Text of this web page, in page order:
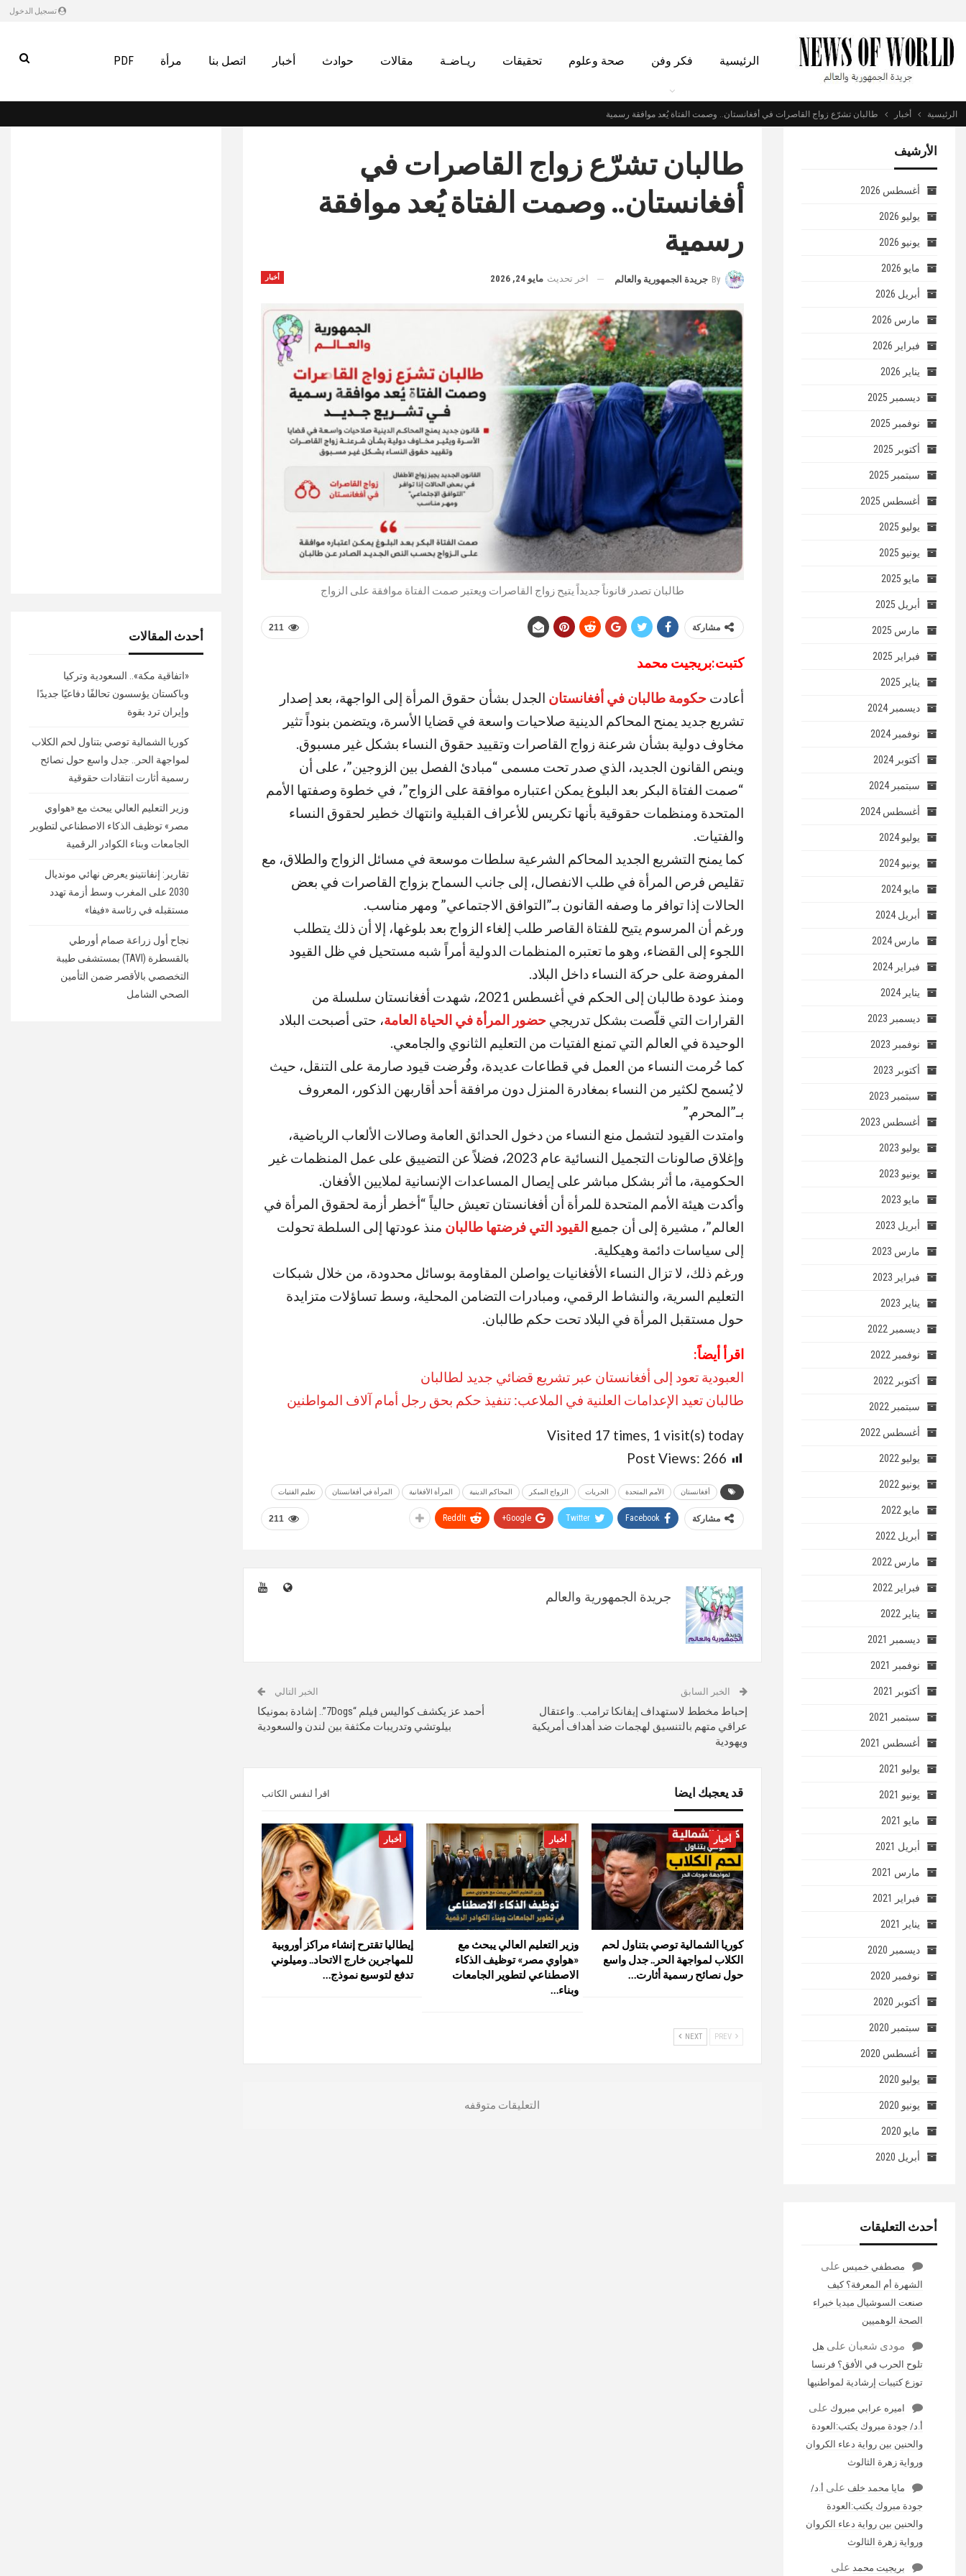
تسجيل الدخول
الرئيسية فكر وفن صحة وعلوم تحقيقات ريـاضـة مقالات حوادث أخبار اتصل بنا مرأة PDF
الرئيسية أخبار طالبان تشرّع زواج القاصرات في أفغانستان.. وصمت الفتاة يُعد موافقة رسمية
طالبان تشرّع زواج القاصرات في
أفغانستان.. وصمت الفتاة يُعد موافقة
رسمية
أخبار By جريدة الجمهورية والعالم اخر تحديث مايو 24, 2026
طالبان تصدر قانوناً جديداً يتيح زواج القاصرات ويعتبر صمت الفتاة موافقة على الزواج
211 مشاركة
كتبت:بريجيت محمد
أعادت حكومة طالبان في أفغانستان الجدل بشأن حقوق المرأة إلى الواجهة، بعد إصدار
تشريع جديد يمنح المحاكم الدينية صلاحيات واسعة في قضايا الأسرة، ويتضمن بنوداً تثير
مخاوف دولية بشأن شرعنة زواج القاصرات وتقييد حقوق النساء بشكل غير مسبوق.
وينص القانون الجديد، الذي صدر تحت مسمى “مبادئ الفصل بين الزوجين”، على أن
“صمت الفتاة البكر بعد البلوغ يمكن اعتباره موافقة على الزواج”، في خطوة وصفتها الأمم
المتحدة ومنظمات حقوقية بأنها تكريس للأعراف القبلية وانتهاك خطير لحقوق النساء
والفتيات.
كما يمنح التشريع الجديد المحاكم الشرعية سلطات موسعة في مسائل الزواج والطلاق، مع
تقليص فرص المرأة في طلب الانفصال، إلى جانب السماح بزواج القاصرات في بعض
الحالات إذا توافر ما وصفه القانون بـ”التوافق الاجتماعي” ومهر مناسب.
ورغم أن المرسوم يتيح للفتاة القاصر طلب إلغاء الزواج بعد بلوغها، إلا أن ذلك يتطلب
اللجوء إلى القضاء، وهو ما تعتبره المنظمات الدولية أمراً شبه مستحيل في ظل القيود
المفروضة على حركة النساء داخل البلاد.
ومنذ عودة طالبان إلى الحكم في أغسطس 2021، شهدت أفغانستان سلسلة من
القرارات التي قلّصت بشكل تدريجي حضور المرأة في الحياة العامة، حتى أصبحت البلاد
الوحيدة في العالم التي تمنع الفتيات من التعليم الثانوي والجامعي.
كما حُرمت النساء من العمل في قطاعات عديدة، وفُرضت قيود صارمة على التنقل، حيث
لا يُسمح لكثير من النساء بمغادرة المنزل دون مرافقة أحد أقاربهن الذكور، المعروف
بـ”المحرم”.
وامتدت القيود لتشمل منع النساء من دخول الحدائق العامة وصالات الألعاب الرياضية،
وإغلاق صالونات التجميل النسائية عام 2023، فضلاً عن التضييق على عمل المنظمات غير
الحكومية، ما أثر بشكل مباشر على إيصال المساعدات الإنسانية لملايين الأفغان.
وأكدت هيئة الأمم المتحدة للمرأة أن أفغانستان تعيش حالياً “أخطر أزمة لحقوق المرأة في
العالم”، مشيرة إلى أن جميع القيود التي فرضتها طالبان منذ عودتها إلى السلطة تحولت
إلى سياسات دائمة وهيكلية.
ورغم ذلك، لا تزال النساء الأفغانيات يواصلن المقاومة بوسائل محدودة، من خلال شبكات
التعليم السرية، والنشاط الرقمي، ومبادرات التضامن المحلية، وسط تساؤلات متزايدة
حول مستقبل المرأة في البلاد تحت حكم طالبان.
اقرأ أيضاً:
العبودية تعود إلى أفغانستان عبر تشريع قضائي جديد لطالبان
طالبان تعيد الإعدامات العلنية في الملاعب: تنفيذ حكم بحق رجل أمام آلاف المواطنين
Visited 17 times, 1 visit(s) today
Post Views: 266
أفغانستان الأمم المتحدة الحريات الزواج المبكر المحاكم الدينية المرأة الأفغانية المرأة في أفغانستان تعليم الفتيات
211 مشاركة Facebook
Twitter
Google+
ReddIt
جريدة الجمهورية والعالم
الخبر السابق
إحباط مخطط لاستهداف إيفانكا ترامب.. واعتقال
عراقي متهم بالتنسيق لهجمات ضد أهداف أمريكية
ويهودية
الخبر التالي
أحمد عز يكشف كواليس فيلم “7Dogs”.. إشادة بمونيكا
بيلوتشي وتدريبات مكثفة بين لندن والسعودية
قد يعجبك ايضا اقرأ لنفس الكاتب
أخبار
كوريا الشمالية توصي بتناول لحم
الكلاب لمواجهة الحر.. جدل واسع
حول نصائح رسمية أثارت…
أخبار
وزير التعليم العالي يبحث مع
«هواوي مصر» توظيف الذكاء
الاصطناعي لتطوير الجامعات
وبناء…
أخبار
إيطاليا تقترح إنشاء مراكز أوروبية
للمهاجرين خارج الاتحاد.. وميلوني
تدفع لتوسيع نموذج…
NEXT
التعليقات متوقفه
أحدث المقالات
«اتفاقية مكة».. السعودية وتركيا
وباكستان يؤسسون تحالفًا دفاعيًا جديدًا
وإيران ترد بقوة
كوريا الشمالية توصي بتناول لحم الكلاب
لمواجهة الحر.. جدل واسع حول نصائح
رسمية أثارت انتقادات حقوقية
وزير التعليم العالي يبحث مع «هواوي
مصر» توظيف الذكاء الاصطناعي لتطوير
الجامعات وبناء الكوادر الرقمية
تقارير: إنفانتينو يعرض نهائي مونديال
2030 على المغرب وسط أزمة تهدد
مستقبله في رئاسة «فيفا»
نجاح أول زراعة صمام أورطي
بالقسطرة (TAVI) بمستشفى طيبة
التخصصي بالأقصر ضمن التأمين
الصحي الشامل
الأرشيف
أغسطس 2026
يوليو 2026
يونيو 2026
مايو 2026
أبريل 2026
مارس 2026
فبراير 2026
يناير 2026
ديسمبر 2025
نوفمبر 2025
أكتوبر 2025
سبتمبر 2025
أغسطس 2025
يوليو 2025
يونيو 2025
مايو 2025
أبريل 2025
مارس 2025
فبراير 2025
يناير 2025
ديسمبر 2024
نوفمبر 2024
أكتوبر 2024
سبتمبر 2024
أغسطس 2024
يوليو 2024
يونيو 2024
مايو 2024
أبريل 2024
مارس 2024
فبراير 2024
يناير 2024
ديسمبر 2023
نوفمبر 2023
أكتوبر 2023
سبتمبر 2023
أغسطس 2023
يوليو 2023
يونيو 2023
مايو 2023
أبريل 2023
مارس 2023
فبراير 2023
يناير 2023
ديسمبر 2022
نوفمبر 2022
أكتوبر 2022
سبتمبر 2022
أغسطس 2022
يوليو 2022
يونيو 2022
مايو 2022
أبريل 2022
مارس 2022
فبراير 2022
يناير 2022
ديسمبر 2021
نوفمبر 2021
أكتوبر 2021
سبتمبر 2021
أغسطس 2021
يوليو 2021
يونيو 2021
مايو 2021
أبريل 2021
مارس 2021
فبراير 2021
يناير 2021
ديسمبر 2020
نوفمبر 2020
أكتوبر 2020
سبتمبر 2020
أغسطس 2020
يوليو 2020
يونيو 2020
مايو 2020
أبريل 2020
أحدث التعليقات
مصطفي خميس على
الشهرة أم المعرفة؟ كيف
صنعت السوشيال ميديا خبراء
الصحة الوهميين
مودى شعبان على هل
تلوح الحرب في الأفق؟ فرنسا
توزع كتيبات إرشادية لمواطنيها
اميره عرابي مبروك على
أ.د/ جودة مبروك يكتب:العودة
والحنين بين رواية دعاء الكروان
ورواية زهرة الثالوث
مايا محمد خلف على أ.د/
جودة مبروك يكتب:العودة
والحنين بين رواية دعاء الكروان
ورواية زهرة الثالوث
بريجيت محمدعلى